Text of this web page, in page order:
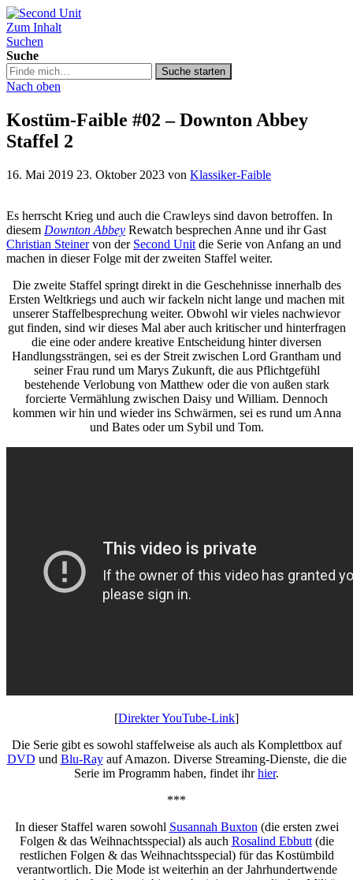
Second Unit
Zum Inhalt
Suchen
Suche
Suche
in
podcast.de/
Suche starten
Nach oben
Kostüm-Faible #02 – Downton Abbey
Staffel 2
16. Mai 2019 23. Oktober 2023 von Klassiker-Faible
Es herrscht Krieg und auch die Crawleys sind davon betroffen. In
diesem Downton Abbey Rewatch besprechen Anne und ihr Gast
Christian Steinervon der Second Unit die Serie von Anfang an und
machen in dieser Folge mit der zweiten Staffel weiter.
Die zweite Staffel springt direkt in die Geschehnisse innerhalb des
Ersten Weltkriegs und auch wir fackeln nicht lange und machen mit
unserer Staffelbesprechung weiter. Obwohl wir vieles nachwievor
gut finden, sind wir dieses Mal aber auch kritischer und hinterfragen
die eine oder andere kreative Entscheidung hinter diversen
Handlungssträngen, sei es der Streit zwischen Lord Grantham und
seiner Frau rund um Marys Zukunft, die aus Pflichtgefühl
bestehende Verlobung von Matthew oder die von außen stark
forcierte Vermählung zwischen Daisy und William. Dennoch
kommen wir hin und wieder ins Schwärmen, sei es rund um Anna
und Bates oder um Sybil und Tom.
[Direkter YouTube-Link]
Die Serie gibt es sowohl staffelweise als auch als Komplettbox auf
DVD und Blu-Rayauf Amazon. Diverse Streaming-Dienste, die die
Serie im Programm haben, findet ihrhier.
***
In dieser Staffel waren sowohl Susannah Buxton (die ersten zwei
Folgen & das Weihnachtsspecial) als auch Rosalind Ebbutt(die
restlichen Folgen & das Weihnachtsspecial) für das Kostümbild
verantwortlich. Die Mode ist weiterhin an der Jahrhundertwende